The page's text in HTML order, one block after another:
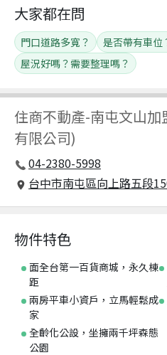
住商不動產-南屯文山加
有限公司)
04-2380-5998
台中市南屯區向上路五段
大家都在問
門口道路多寬？ 是否帶有車位
屋況好嗎？需要整理嗎？
物件特色
面全台第一百貨商城，永久棟
距
兩房平車小資戶，立馬輕鬆成
家
全齡化公設，坐擁兩千坪森態
公園